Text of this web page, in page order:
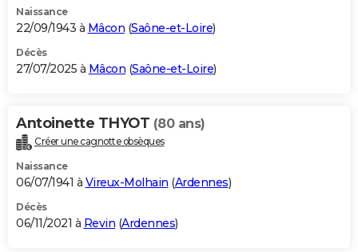
Dictionnaire
Biographies
Citations
Expressions
Proverbes
PROGRAMME TV
S'inscrire
Se connecter
Lycées
Collèges
Primaires
Universités
Entreprises
Service militaire
Avis de recherche
AVIS DE DÉCÈS
Bricolage
Lifestyle
Culture
Sport
Auto
Television
Voyage
Cinema
Naissance
22/09/1943 à Mâcon (Saône-et-Loire)
Décès
27/07/2025 à Mâcon (Saône-et-Loire)
Antoinette THYOT (80 ans)
Créer une cagnotte obsèques
Naissance
06/07/1941 à Vireux-Molhain (Ardennes)
Décès
06/11/2021 à Revin (Ardennes)